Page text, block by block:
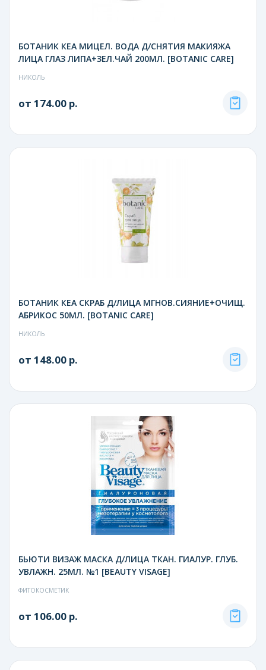
БОТАНИК КЕА МИЦЕЛ. ВОДА Д/СНЯТИЯ МАКИЯЖА
ЛИЦА ГЛАЗ ЛИПА+ЗЕЛ.ЧАЙ 200МЛ. [BOTANIC CARE]
НИКОЛЬ
от 174.00 р.
БОТАНИК КЕА СКРАБ Д/ЛИЦА МГНОВ.СИЯНИЕ+ОЧИЩ.
АБРИКОС 50МЛ. [BOTANIC CARE]
НИКОЛЬ
от 148.00 р.
БЬЮТИ ВИЗАЖ МАСКА Д/ЛИЦА ТКАН. ГИАЛУР. ГЛУБ.
УВЛАЖН. 25МЛ. №1 [BEAUTY VISAGE]
ФИТОКОСМЕТИК
от 106.00 р.